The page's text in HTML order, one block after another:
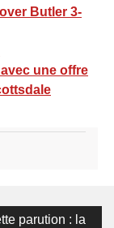
Butler 3-
une offre
parution : la